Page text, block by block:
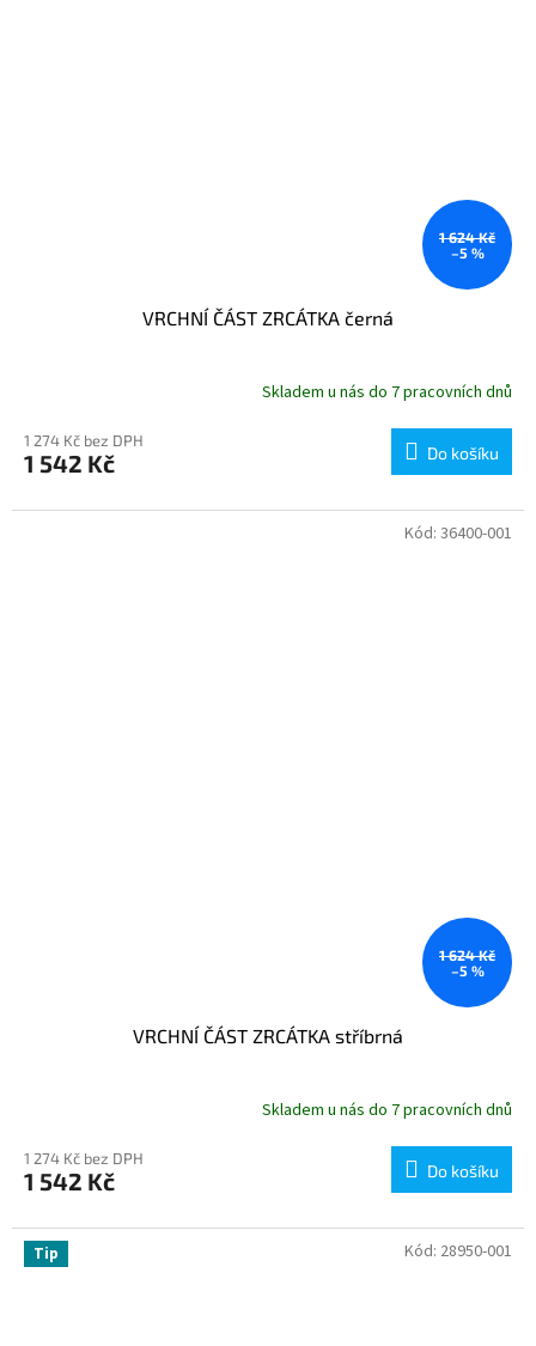
1 624 Kč
–5 %
VRCHNÍ ČÁST ZRCÁTKA černá
Skladem u nás do 7 pracovních dnů
1 274 Kč bez DPH
1 542 Kč Do košíku
1 624 Kč
–5 %
VRCHNÍ ČÁST ZRCÁTKA stříbrná
Skladem u nás do 7 pracovních dnů
1 274 Kč bez DPH
1 542 Kč Do košíku
Kód: 36400-001
Tip Kód: 28950-001